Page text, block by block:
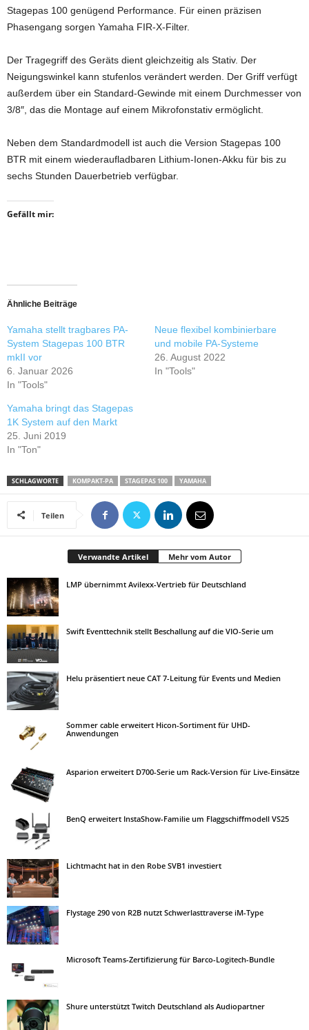
Stagepas 100 genügend Performance. Für einen präzisen
Phasengang sorgen Yamaha FIR-X-Filter.
Der Tragegriff des Geräts dient gleichzeitig als Stativ. Der
Neigungswinkel kann stufenlos verändert werden. Der Griff verfügt
außerdem über ein Standard-Gewinde mit einem Durchmesser von
3/8″, das die Montage auf einem Mikrofonstativ ermöglicht.
Neben dem Standardmodell ist auch die Version Stagepas 100
BTR mit einem wiederaufladbaren Lithium-Ionen-Akku für bis zu
sechs Stunden Dauerbetrieb verfügbar.
Gefällt mir:
Ähnliche Beiträge
Yamaha stellt tragbares PA-
System Stagepas 100 BTR
mkII vor
6. Januar 2026
In "Tools"
Neue flexibel kombinierbare
und mobile PA-Systeme
26. August 2022
In "Tools"
Yamaha bringt das Stagepas
1K System auf den Markt
25. Juni 2019
In "Ton"
SCHLAGWORTE KOMPAKT-PA STAGEPAS 100 YAMAHA
Teilen
Verwandte Artikel Mehr vom Autor
LMP übernimmt Avilexx-Vertrieb für Deutschland
Swift Eventtechnik stellt Beschallung auf die VIO-Serie um
Helu präsentiert neue CAT 7-Leitung für Events und Medien
Sommer cable erweitert Hicon-Sortiment für UHD-
Anwendungen
Asparion erweitert D700-Serie um Rack-Version für Live-Einsätze
BenQ erweitert InstaShow-Familie um Flaggschiffmodell VS25
Lichtmacht hat in den Robe SVB1 investiert
Flystage 290 von R2B nutzt Schwerlasttraverse iM-Type
Microsoft Teams-Zertifizierung für Barco-Logitech-Bundle
Shure unterstützt Twitch Deutschland als Audiopartner